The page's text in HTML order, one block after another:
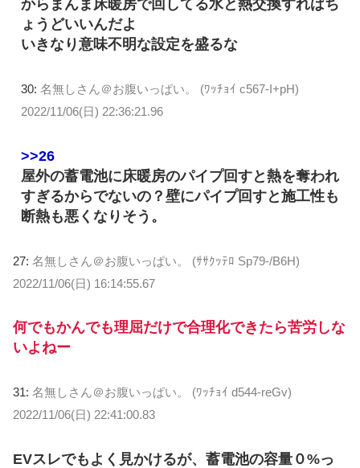
からまんま床暖房で回してる水と熱交換すればち
ょうどいいんだよ
いきなり意味不明な設定を盛るな
30: 名無しさん＠お腹いっぱい。 (ﾜｯﾁｮｲ c567-I+pH)
2022/11/06(日) 22:36:21.96
>>26
屋外の蓄電池に床暖房のパイプ回すと熱を奪われ
すぎるからでないの？壁にパイプ回すと施工性も
断熱も悪くなりそう。
27: 名無しさん＠お腹いっぱい。 (ｻｻｸｯﾃﾛ Sp79-/B6H)
2022/11/06(日) 16:14:55.67
何でもかんでも理屈だけで合理化できたら苦労しな
いよねー
31: 名無しさん＠お腹いっぱい。 (ﾜｯﾁｮｲ d544-reGv)
2022/11/06(日) 22:41:00.83
EVスレでもよく見かけるが、蓄電池の容量０%っ